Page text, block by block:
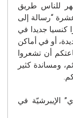
للناس طريق
“رسالة إلى
كنسيا جديدا في
أو في أماكن
أن تشعروا
ومساندة كثير
الإيبرشيّة في